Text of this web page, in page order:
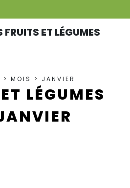
FRUITS ET LÉGUMES
> MOIS > JANVIER
LÉGUMES